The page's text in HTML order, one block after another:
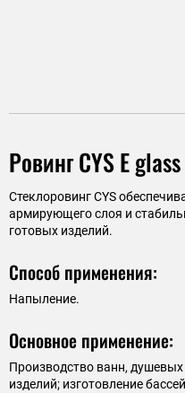
Ровинг СYS E
Стеклоровинг CYS
армирующего слоя и
готовых изделий.
Способ применения:
Напыление.
Основное применение:
Производство ванн,
изделий; изготовление
Политика
Заказать звонок